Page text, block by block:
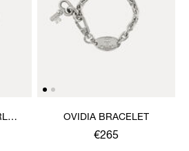
OVIDIA BRACELET
€265